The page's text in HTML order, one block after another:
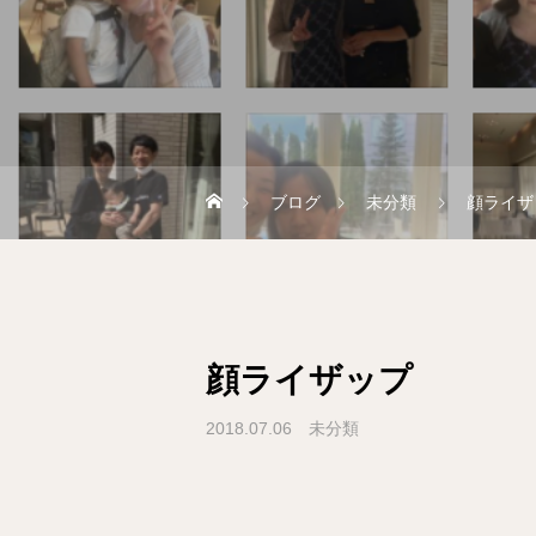
ブログ 未分類 顔ライ
顔ライザップ
2018.07.06 未分類